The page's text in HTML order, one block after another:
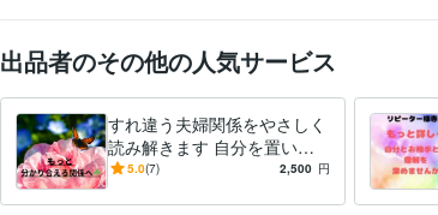
出品者のその他の人気サービス
すれ違う夫婦関係をやさしく
読み解きます 自分を置いて
いかない夫婦関係をサポート
5.0(7) 2,500 円